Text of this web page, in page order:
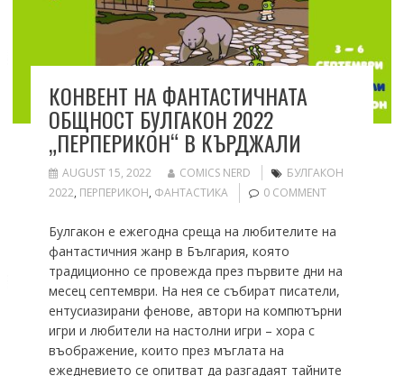
КОНВЕНТ НА ФАНТАСТИЧНАТА
ОБЩНОСТ БУЛГАКОН 2022
„ПЕРПЕРИКОН“ В КЪРДЖАЛИ
AUGUST 15, 2022 COMICS NERD
БУЛГАКОН
2022, ПЕРПЕРИКОН, ФАНТАСТИКА 0 COMMENT
Булгакон е ежегодна среща на любителите на
фантастичния жанр в България, която
традиционно се провежда през първите дни на
месец септември. На нея се събират писатели,
ентусиазирани фенове, автори на компютърни
игри и любители на настолни игри – хора с
въображение, които през мъглата на
ежедневието се опитват да разгадаят тайните